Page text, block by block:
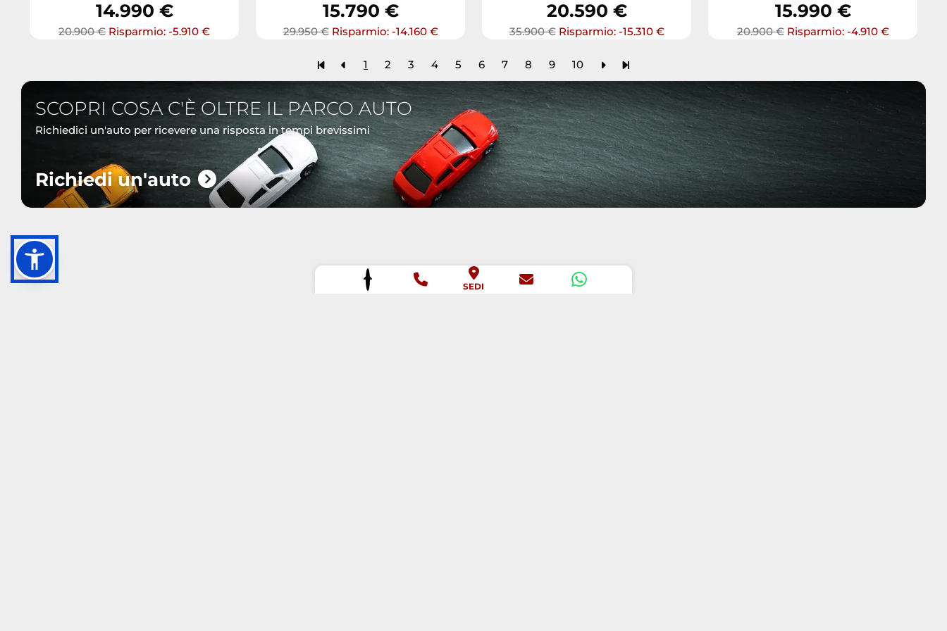
14.990 €
20.900 € Risparmio: -5.910 €
15.790 €
29.950 € Risparmio: -14.160 €
20.590 €
35.900 € Risparmio: -15.310 €
15.990 €
20.900 € Risparmio: -4.910 €
1 2 3 4 5 6 7 8 9 10
SCOPRI COSA C'È OLTRE IL PARCO AUTO
Richiedici un'auto per ricevere una risposta in tempi brevissimi
Richiedi un'auto
SEDI